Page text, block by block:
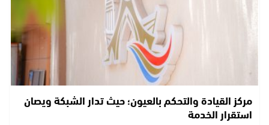
مركز القيادة والتحكم بالعيون؛ حيث تدار الشبكة ويصان
استقرار الخدمة